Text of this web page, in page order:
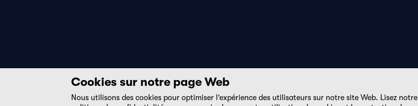
Cookies sur notre page Web
Nous utilisons des cookies pour optimiser l’expérience des utilisateurs sur notre site Web. Lisez notre